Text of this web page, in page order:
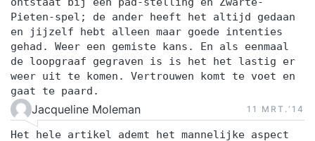
Pieten-spel; de ander heeft het altijd gedaan
en jijzelf hebt alleen maar goede intenties
gehad. Weer een gemiste kans. En als eenmaal
de loopgraaf gegraven is is het het lastig er
weer uit te komen. Vertrouwen komt te voet en
gaat te paard.
Jacqueline Moleman 11 MRT.‘14
Het hele artikel ademt het mannelijke aspect